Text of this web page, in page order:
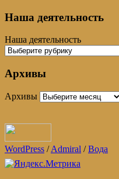
Наша деятельность
Наша деятельность
Архивы
Архивы
WordPress /Admiral /Вода